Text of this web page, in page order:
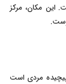
این مکان، مرکز
پیچیده مردی است